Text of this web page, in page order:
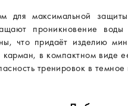
для максимальной
проникновение
что придаёт изделию
карман, в компактном виде
тренировок в темное